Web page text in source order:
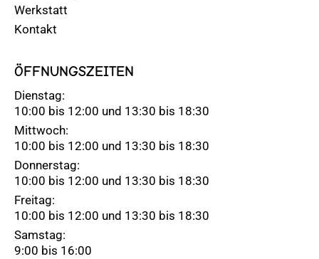
Werkstatt
Kontakt
ÖFFNUNGSZEITEN
Dienstag:
10:00 bis 12:00 und 13:30 bis 18:30
Mittwoch:
10:00 bis 12:00 und 13:30 bis 18:30
Donnerstag:
10:00 bis 12:00 und 13:30 bis 18:30
Freitag:
10:00 bis 12:00 und 13:30 bis 18:30
Samstag:
9:00 bis 16:00